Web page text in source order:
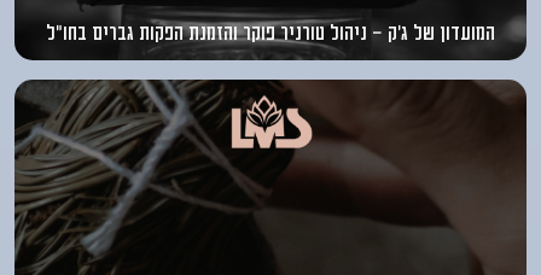
המועדון של ג’ק - ניהול טורניר פוקר והזמנת הפקות גברים בחו”ל